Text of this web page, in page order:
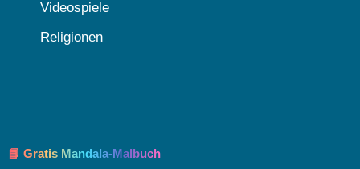
Videospiele
Religionen
📘 Gratis Mandala-Malbuch